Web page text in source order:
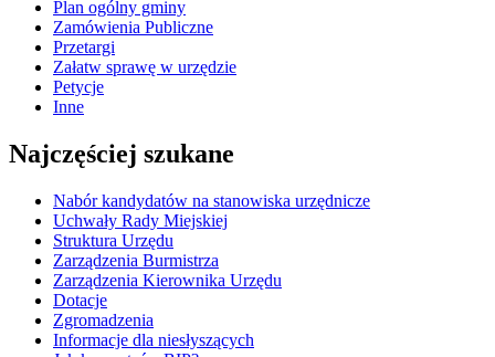
Plan ogólny gminy
Zamówienia Publiczne
Przetargi
Załatw sprawę w urzędzie
Petycje
Inne
Najczęściej szukane
Nabór kandydatów na stanowiska urzędnicze
Uchwały Rady Miejskiej
Struktura Urzędu
Zarządzenia Burmistrza
Zarządzenia Kierownika Urzędu
Dotacje
Zgromadzenia
Informacje dla niesłyszących